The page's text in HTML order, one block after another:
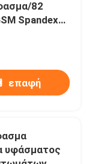
82
Spandex
επαφή
υφάσματος